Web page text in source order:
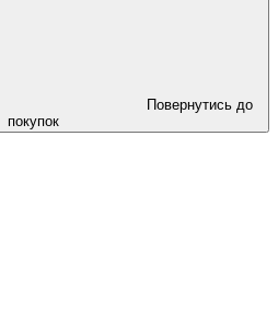
Повернутись до
покупок